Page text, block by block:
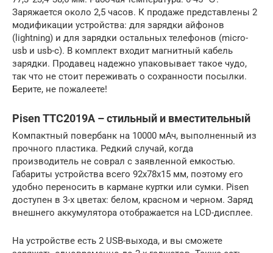
Заряжается около 2,5 часов. К продаже представлены 2
модификации устройства: для зарядки айфонов
(lightning) и для зарядки остальных телефонов (micro-
usb и usb-c). В комплект входит магнитный кабель
зарядки. Продавец надежно упаковывает такое чудо,
так что не стоит переживать о сохранности посылки.
Берите, не пожалеете!
Pisen TTC2019A – стильный и вместительный
Компактный повербанк на 10000 мАч, выполненный из
прочного пластика. Редкий случай, когда
производитель не соврал с заявленной емкостью.
Габариты устройства всего 92х78х15 мм, поэтому его
удобно переносить в кармане куртки или сумки. Pisen
доступен в 3-х цветах: белом, красном и черном. Заряд
внешнего аккумулятора отображается на LCD-дисплее.
На устройстве есть 2 USB-выхода, и вы сможете